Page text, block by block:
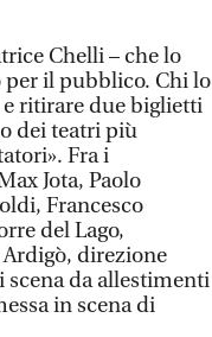
Chelli – che lo
per il pubblico. Chi lo
e ritirare due biglietti
dei teatri più
Fra i
Jota, Paolo
Francesco
del Lago,
direzione
da allestimenti
in scena di